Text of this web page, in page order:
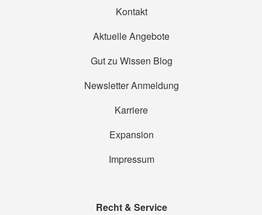
Kontakt
Aktuelle Angebote
Gut zu Wissen Blog
Newsletter Anmeldung
Karriere
Expansion
Impressum
Recht & Service